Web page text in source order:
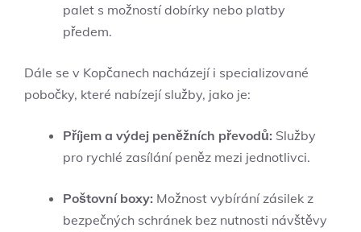
palet s možností dobírky nebo platby
předem.
Dále se v Kopčanech nacházejí i specializované
pobočky, které nabízejí služby, jako je:
Příjem a výdej peněžních převodů: Služby
pro rychlé zasílání peněz mezi jednotlivci.
Poštovní boxy: Možnost vybírání zásilek z
bezpečných schránek bez nutnosti návštěvy